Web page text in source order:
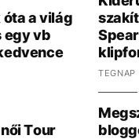
a világ
egy vb
Tour